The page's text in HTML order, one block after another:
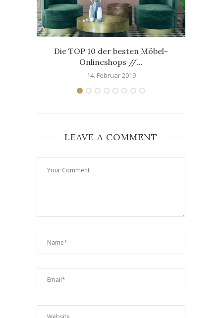
Die TOP 10 der besten Möbel-
Onlineshops //...
14. Februar 2019
LEAVE A COMMENT